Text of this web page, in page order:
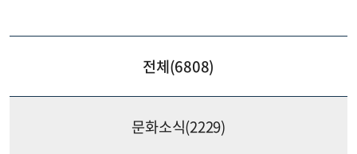
전체(6808)
문화소식(2229)